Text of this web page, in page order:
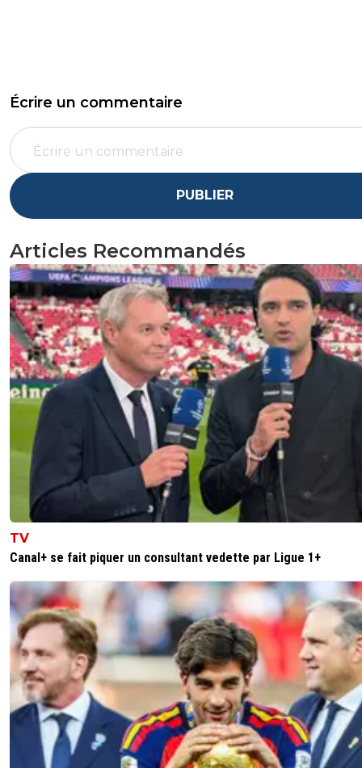
Écrire un commentaire
PUBLIER
Articles Recommandés
TV
Canal+ se fait piquer un consultant vedette par Ligue 1+